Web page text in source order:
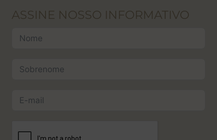
ASSINE NOSSO INFORMATIVO